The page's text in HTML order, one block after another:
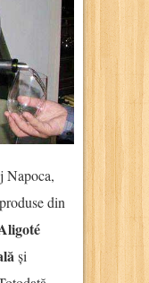
Napoca,
din
și